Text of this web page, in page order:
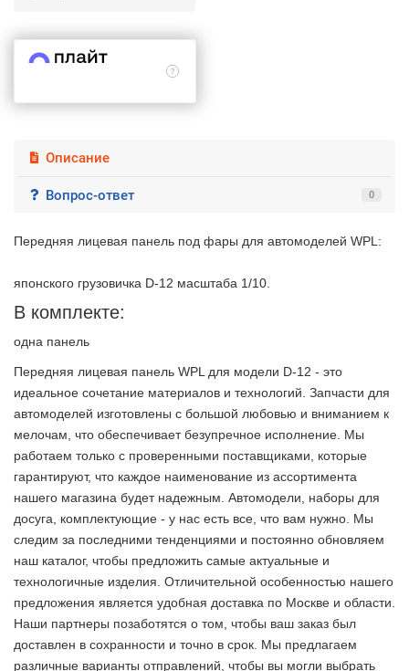
Описание
Вопрос-ответ 0
Передняя лицевая панель под фары для автомоделей WPL:
японского грузовичка D-12 масштаба 1/10.
В комплекте:
одна панель
Передняя лицевая панель WPL для модели D-12 - это
идеальное сочетание материалов и технологий. Запчасти для
автомоделей изготовлены с большой любовью и вниманием к
мелочам, что обеспечивает безупречное исполнение. Мы
работаем только с проверенными поставщиками, которые
гарантируют, что каждое наименование из ассортимента
нашего магазина будет надежным. Автомодели, наборы для
досуга, комплектующие - у нас есть все, что вам нужно. Мы
следим за последними тенденциями и постоянно обновляем
наш каталог, чтобы предложить самые актуальные и
технологичные изделия. Отличительной особенностью нашего
предложения является удобная доставка по Москве и области.
Наши партнеры позаботятся о том, чтобы ваш заказ был
доставлен в сохранности и точно в срок. Мы предлагаем
различные варианты отправлений, чтобы вы могли выбрать
2 недели